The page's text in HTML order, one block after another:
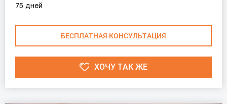
75 дней
БЕСПЛАТНАЯ КОНСУЛЬТАЦИЯ
ХОЧУ ТАК ЖЕ